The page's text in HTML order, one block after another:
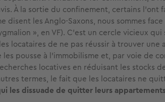
À la sortie du confinement, certains l’ont
disent les Anglo-Saxons, nous sommes
», en VF). C’est un cercle vicieux qui
locataires de ne pas réussir à trouver une
pousse à l’immobilisme et, par voie de
locatives en réduisant les stocks
termes, le fait que les locataires ne
les dissuade de quitter leurs